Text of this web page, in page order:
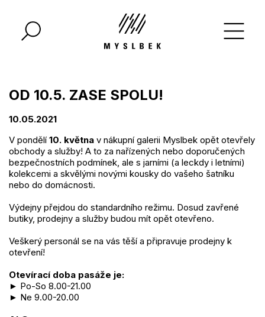
OD 10.5. ZASE SPOLU!
10.05.2021
V pondělí 10. května v nákupní galerii Myslbek opět otevřely
obchody a služby! A to za nařízených nebo doporučených
bezpečnostních podmínek, ale s jarními (a leckdy i letními)
kolekcemi a skvělými novými kousky do vašeho šatníku
nebo do domácnosti.
Výdejny přejdou do standardního režimu. Dosud zavřené
butiky, prodejny a služby budou mít opět otevřeno.
Veškerý personál se na vás těší a připravuje prodejny k
otevření!
Otevírací doba pasáže je:
► Po-So 8.00-21.00
► Ne 9.00-20.00